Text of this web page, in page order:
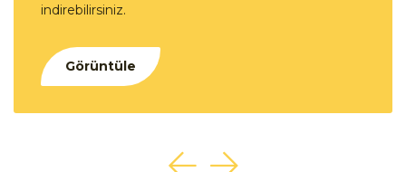
indirebilirsiniz.
Görüntüle